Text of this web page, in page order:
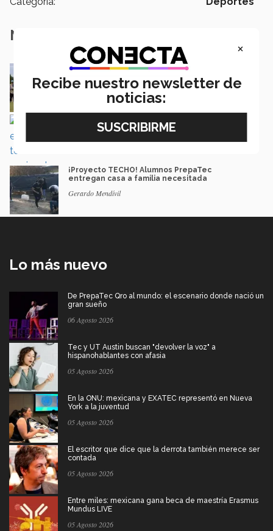
Notas Relacionadas
¡Blue Open! Séptimo torneo de golf EXATEC
José Luis Clark
Gabriel Vázquez
¡Proyecto TECHO! Alumnos PrepaTec
entregan casa a familia necesitada
Gerardo Mendívil
Lo más nuevo
De PrepaTec Qro al mundo: el escenario donde nació un
gran sueño
06 Agosto 2026
Tec y UT Austin buscan "devolver la voz" a
hispanohablantes con afasia
05 Agosto 2026
En la ONU: mexicana y EXATEC representó en Nueva
York a la juventud
05 Agosto 2026
El escritor que dice que la derrota también merece ser
contada
05 Agosto 2026
Entre miles: mexicana gana beca de maestría Erasmus
Mundus LIVE
05 Agosto 2026
×
Recibe nuestro newsletter de
noticias: